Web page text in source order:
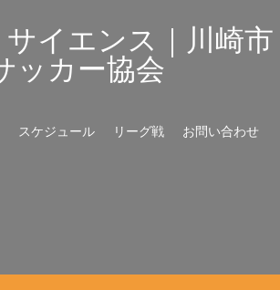
イエンス｜川崎市
ッカー協会
スケジュール リーグ戦 お問い合わせ